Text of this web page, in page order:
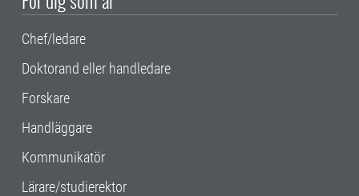
Chef/ledare
Doktorand eller handledare
Forskare
Handläggare
Kommunikatör
Lärare/studierektor